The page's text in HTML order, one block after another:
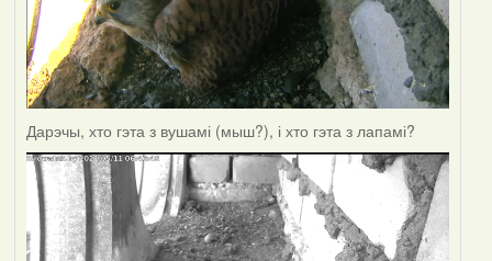
Дарэчы, хто гэта з вушамі (мыш?), і хто гэта з лапамі?